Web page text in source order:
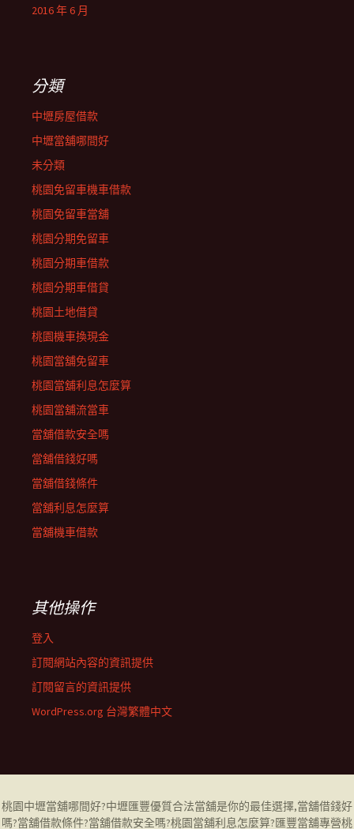
2016 年 6 月
分類
中壢房屋借款
中壢當舖哪間好
未分類
桃園免留車機車借款
桃園免留車當舖
桃園分期免留車
桃園分期車借款
桃園分期車借貸
桃園土地借貸
桃園機車換現金
桃園當舖免留車
桃園當舖利息怎麼算
桃園當舖流當車
當舖借款安全嗎
當舖借錢好嗎
當舖借錢條件
當舖利息怎麼算
當舖機車借款
其他操作
登入
訂閱網站內容的資訊提供
訂閱留言的資訊提供
WordPress.org 台灣繁體中文
桃園中壢當舖哪間好?中壢匯豐優質合法當舖是你的最佳選擇,當舖借錢好
嗎?當舖借款條件?當舖借款安全嗎?桃園當舖利息怎麼算?匯豐當舖專營桃